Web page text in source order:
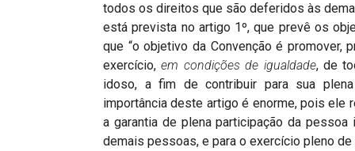
todos os direitos que são deferidos às
está prevista no artigo 1º, que prevê os
que “o objetivo da Convenção é
exercício,em condições de igualdade, de
idoso, a fim de contribuir para sua
importância deste artigo é enorme, pois ele
a garantia de plena participação da
demais pessoas, e para o exercício pleno